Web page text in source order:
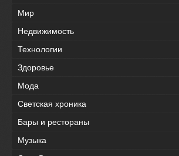
Мир
Недвижимость
Технологии
Здоровье
Мода
Светская хроника
Бары и рестораны
Музыка